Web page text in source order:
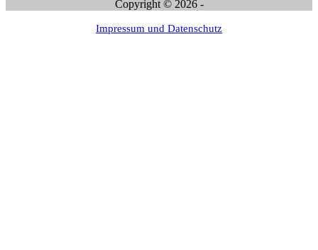
Copyright © 2026 -
Impressum und Datenschutz